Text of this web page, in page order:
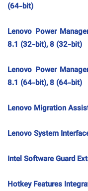
(64-bit)
Lenovo Power
8.1 (32-bit), 8 (32-bit)
Lenovo Power
8.1 (64-bit), 8 (64-bit)
Lenovo Migration
Lenovo System
Intel Software Guard
Hotkey Features